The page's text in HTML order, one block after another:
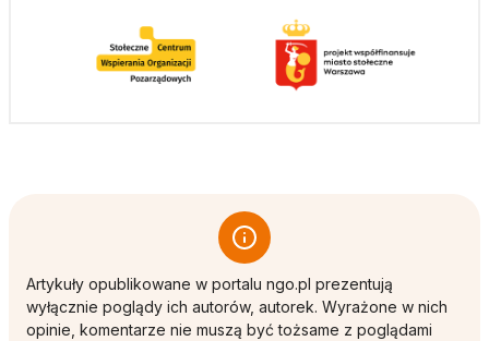
Artykuły opublikowane w portalu ngo.pl prezentują
wyłącznie poglądy ich autorów, autorek. Wyrażone w nich
opinie, komentarze nie muszą być tożsame z poglądami